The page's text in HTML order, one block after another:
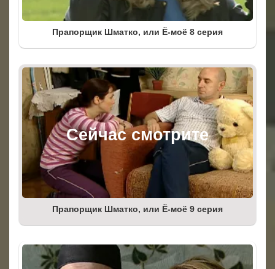
Прапорщик Шматко, или Ё-моё 8 серия
Прапорщик Шматко, или Ё-моё 9 серия